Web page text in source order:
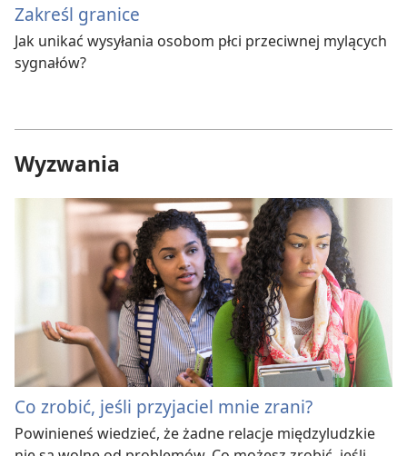
Zakreśl granice
Jak unikać wysyłania osobom płci przeciwnej mylących
sygnałów?
Wyzwania
Co zrobić, jeśli przyjaciel mnie zrani?
Powinieneś wiedzieć, że żadne relacje międzyludzkie